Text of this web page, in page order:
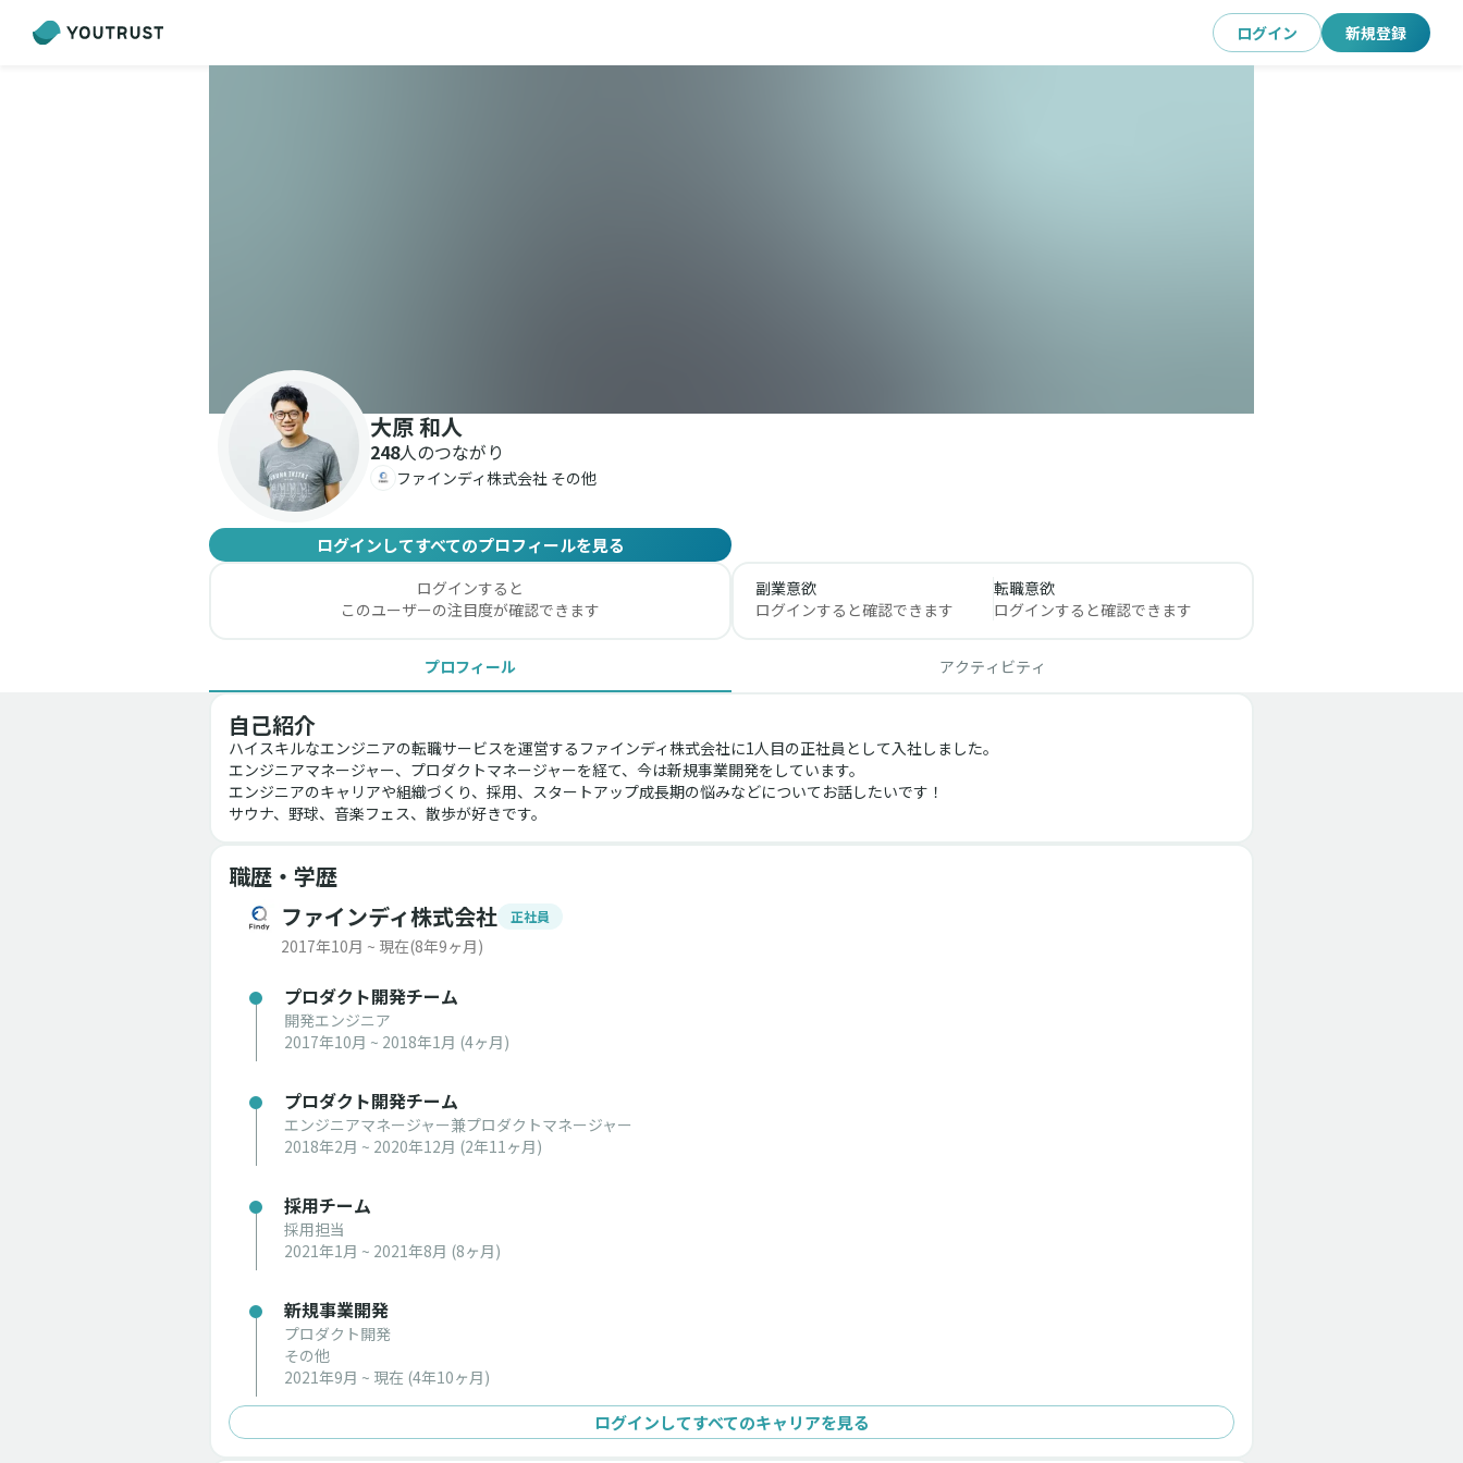
ログイン 新規登録
大原 和人
248人のつながり
ファインディ株式会社 その他
ログインしてすべてのプロフィールを見る
ログインすると
このユーザーの注目度が確認できます
副業意欲
ログインすると確認できます
転職意欲
ログインすると確認できます
プロフィール アクティビティ
自己紹介
ハイスキルなエンジニアの転職サービスを運営するファインディ株式会社に1人目の正社員として入社しました。
エンジニアマネージャー、プロダクトマネージャーを経て、今は新規事業開発をしています。
エンジニアのキャリアや組織づくり、採用、スタートアップ成長期の悩みなどについてお話したいです！
サウナ、野球、音楽フェス、散歩が好きです。
職歴・学歴
ファインディ株式会社
正社員
2017年10月 ~ 現在(8年9ヶ月)
プロダクト開発チーム
開発エンジニア
2017年10月 ~ 2018年1月 (4ヶ月)
プロダクト開発チーム
エンジニアマネージャー兼プロダクトマネージャー
2018年2月 ~ 2020年12月 (2年11ヶ月)
採用チーム
採用担当
2021年1月 ~ 2021年8月 (8ヶ月)
新規事業開発
プロダクト開発
その他
2021年9月 ~ 現在 (4年10ヶ月)
ログインしてすべてのキャリアを見る